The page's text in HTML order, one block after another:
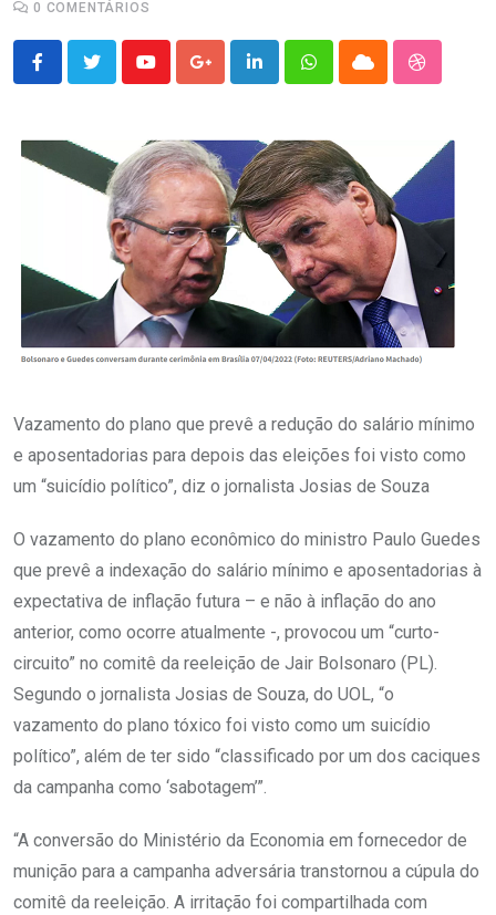
0 COMENTÁRIOS
YoutubeGoogle+LinkedInWhatsappCloud
Vazamento do plano que prevê a redução do salário mínimo
e aposentadorias para depois das eleições foi visto como
um “suicídio político”, diz o jornalista Josias de Souza
O vazamento do plano econômico do ministro Paulo Guedes
que prevê a indexação do salário mínimo e aposentadorias à
expectativa de inflação futura – e não à inflação do ano
anterior, como ocorre atualmente -, provocou um “curto-
circuito” no comitê da reeleição de Jair Bolsonaro (PL).
Segundo o jornalista Josias de Souza, do UOL, “o
vazamento do plano tóxico foi visto como um suicídio
político”, além de ter sido “classificado por um dos caciques
da campanha como ‘sabotagem’”.
“A conversão do Ministério da Economia em fornecedor de
munição para a campanha adversária transtornou a cúpula do
comitê da reeleição. A irritação foi compartilhada com